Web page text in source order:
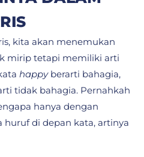
kita akan menemukan
mirip tetapi memiliki arti
happyberarti bahagia,
tidak bahagia. Pernahkah
hanya dengan
di depan kata, artinya